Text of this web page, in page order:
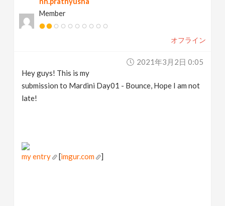
Member
オフライン
2021年3月2日 0:05
Hey guys! This is my
submission to Mardini Day01 - Bounce, Hope I am not
late!
my entry [imgur.com ]